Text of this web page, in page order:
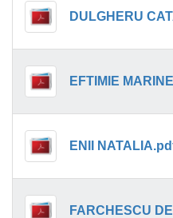
DULGHERU
EFTIMIE
ENII
FARCHESCU